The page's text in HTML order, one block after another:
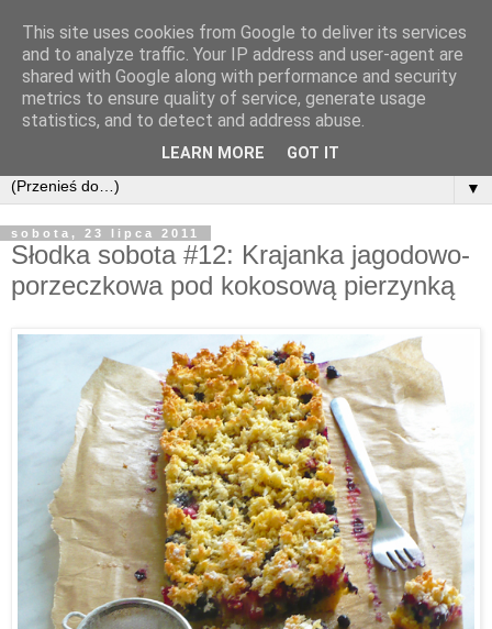
▼
sobota, 23 lipca 2011
Słodka sobota #12: Krajanka jagodowo-
porzeczkowa pod kokosową pierzynką
This site uses cookies from Google to deliver its services
and to analyze traffic. Your IP address and user-agent are
shared with Google along with performance and security
metrics to ensure quality of service, generate usage
statistics, and to detect and address abuse.
LEARN MORE GOT IT